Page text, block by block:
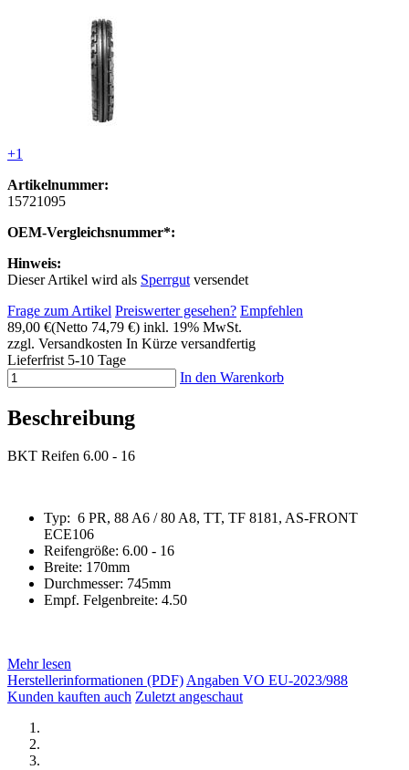
+1
Artikelnummer:
15721095
OEM-Vergleichsnummer*:
Hinweis:
Dieser Artikel wird als Sperrgut versendet
Frage zum Artikel Preiswerter gesehen? Empfehlen
89,00 €(Netto 74,79 €) inkl. 19% MwSt.
zzgl. Versandkosten In Kürze versandfertig
Lieferfrist 5-10 Tage
In den Warenkorb
Beschreibung
BKT Reifen 6.00 - 16
Typ: 6 PR, 88 A6 / 80 A8, TT, TF 8181, AS-FRONT
ECE106
Reifengröße: 6.00 - 16
Breite: 170mm
Durchmesser: 745mm
Empf. Felgenbreite: 4.50
Mehr lesen
Herstellerinformationen (PDF)Angaben VO EU-2023/988
Kunden kauften auch Zuletzt angeschaut